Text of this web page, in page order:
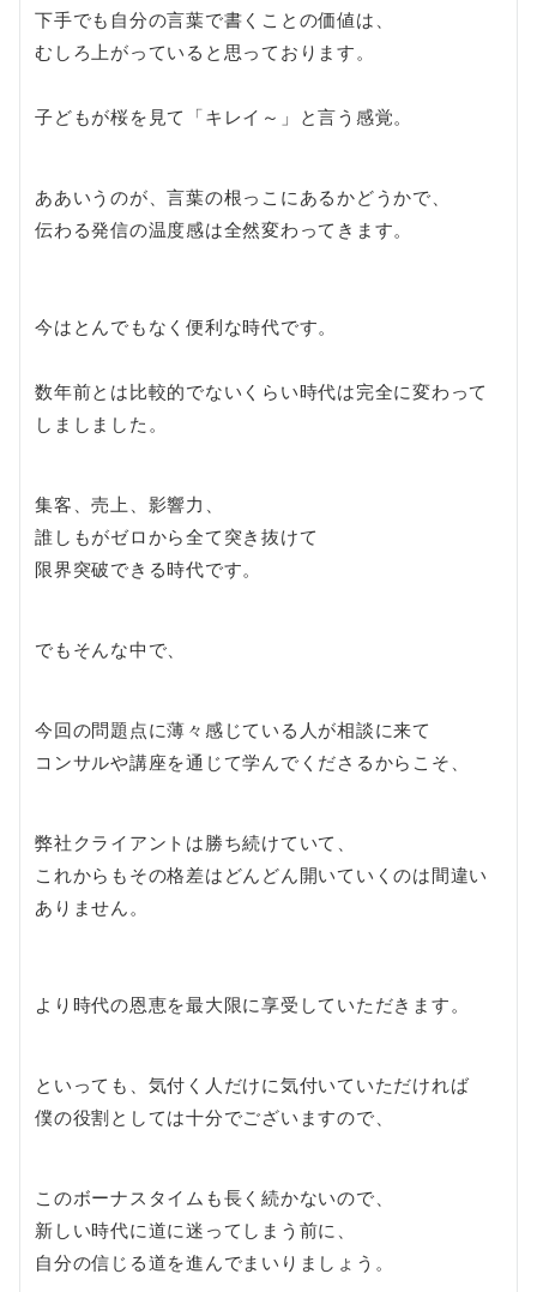
下手でも自分の言葉で書くことの価値は、
むしろ上がっていると思っております。
子どもが桜を見て「キレイ～」と言う感覚。
ああいうのが、言葉の根っこにあるかどうかで、
伝わる発信の温度感は全然変わってきます。
今はとんでもなく便利な時代です。
数年前とは比較的でないくらい時代は完全に変わって
しましました。
集客、売上、影響力、
誰しもがゼロから全て突き抜けて
限界突破できる時代です。
でもそんな中で、
今回の問題点に薄々感じている人が相談に来て
コンサルや講座を通じて学んでくださるからこそ、
弊社クライアントは勝ち続けていて、
これからもその格差はどんどん開いていくのは間違い
ありません。
より時代の恩恵を最大限に享受していただきます。
といっても、気付く人だけに気付いていただければ
僕の役割としては十分でございますので、
このボーナスタイムも長く続かないので、
新しい時代に道に迷ってしまう前に、
自分の信じる道を進んでまいりましょう。